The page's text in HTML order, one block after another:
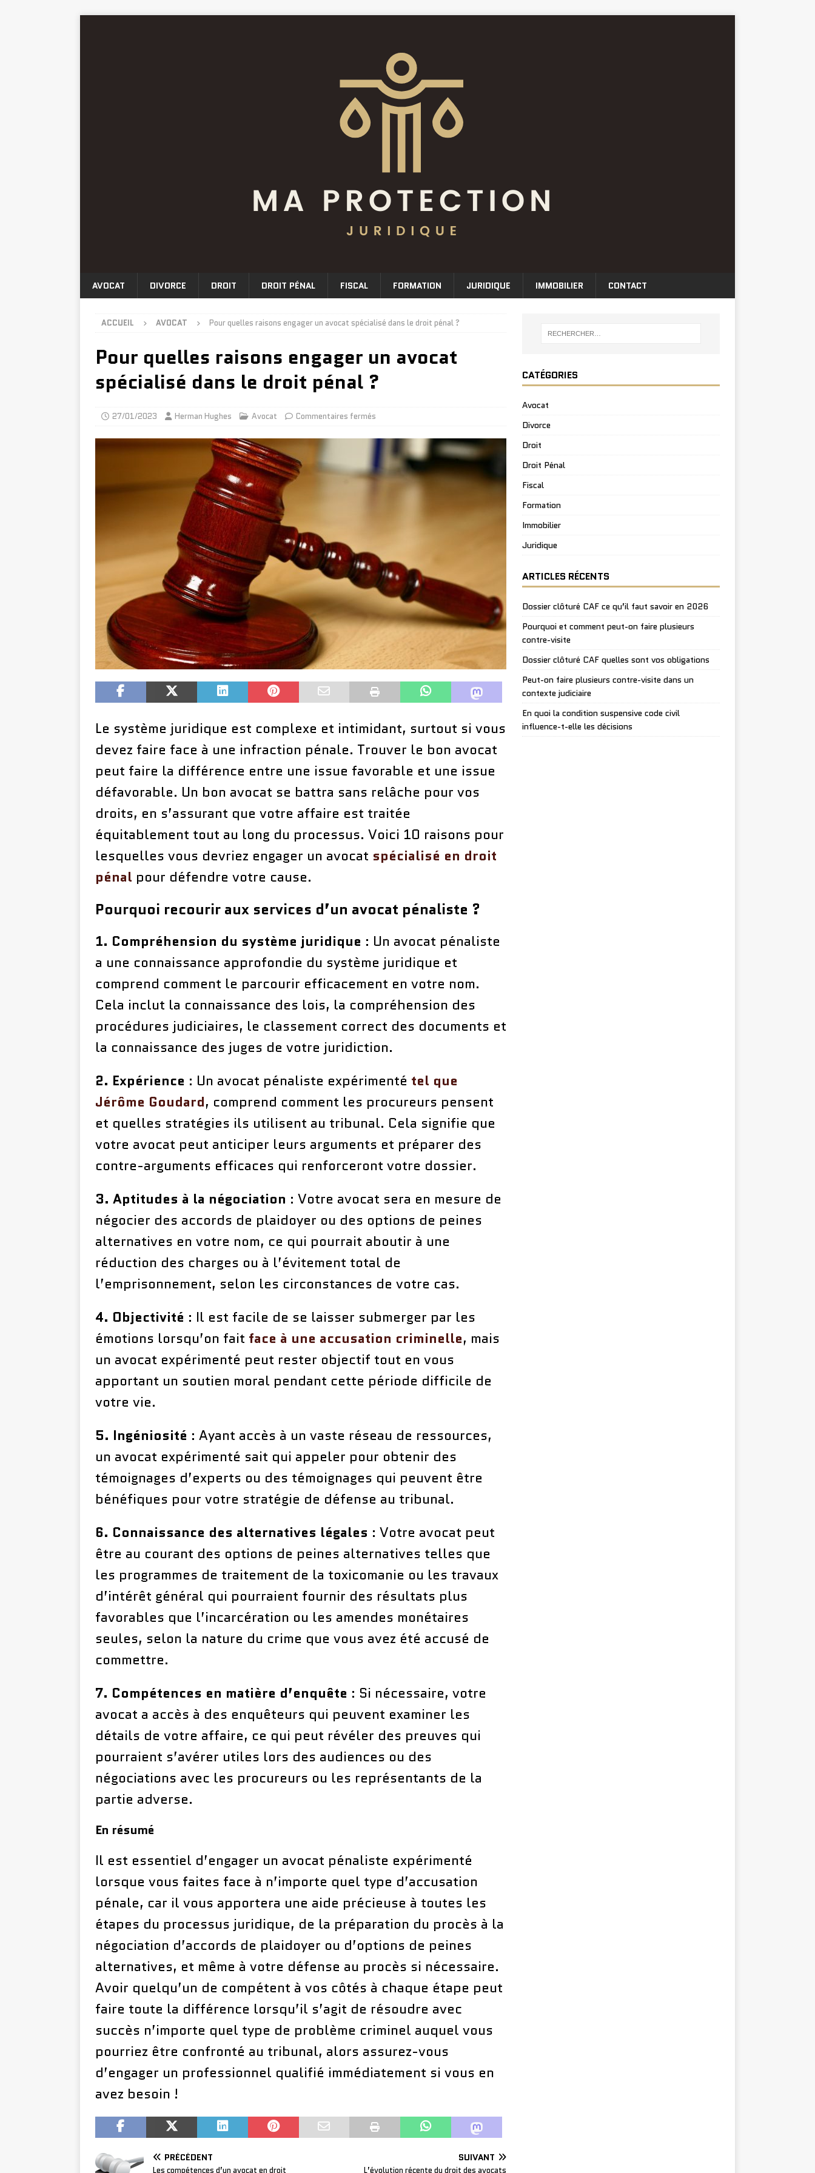
AVOCAT DIVORCE DROIT DROIT PÉNAL FISCAL FORMATION JURIDIQUE IMMOBILIER CONTACT
ACCUEIL AVOCAT Pour quelles raisons engager un avocat spécialisé dans le droit pénal ?
Pour quelles raisons engager un avocat
spécialisé dans le droit pénal ?
27/01/2023 Herman Hughes Avocat Commentaires fermés
Le système juridique est complexe et intimidant, surtout si vous
devez faire face à une infraction pénale. Trouver le bon avocat
peut faire la différence entre une issue favorable et une issue
défavorable. Un bon avocat se battra sans relâche pour vos
droits, en s’assurant que votre affaire est traitée
équitablement tout au long du processus. Voici 10 raisons pour
lesquelles vous devriez engager un avocat spécialisé en droit
pénal pour défendre votre cause.
Pourquoi recourir aux services d’un avocat pénaliste ?
1. Compréhension du système juridique : Un avocat pénaliste
a une connaissance approfondie du système juridique et
comprend comment le parcourir efficacement en votre nom.
Cela inclut la connaissance des lois, la compréhension des
procédures judiciaires, le classement correct des documents et
la connaissance des juges de votre juridiction.
2. Expérience : Un avocat pénaliste expérimenté tel que
Jérôme Goudard, comprend comment les procureurs pensent
et quelles stratégies ils utilisent au tribunal. Cela signifie que
votre avocat peut anticiper leurs arguments et préparer des
contre-arguments efficaces qui renforceront votre dossier.
3. Aptitudes à la négociation : Votre avocat sera en mesure de
négocier des accords de plaidoyer ou des options de peines
alternatives en votre nom, ce qui pourrait aboutir à une
réduction des charges ou à l’évitement total de
l’emprisonnement, selon les circonstances de votre cas.
4. Objectivité : Il est facile de se laisser submerger par les
émotions lorsqu’on fait face à une accusation criminelle, mais
un avocat expérimenté peut rester objectif tout en vous
apportant un soutien moral pendant cette période difficile de
votre vie.
5. Ingéniosité : Ayant accès à un vaste réseau de ressources,
un avocat expérimenté sait qui appeler pour obtenir des
témoignages d’experts ou des témoignages qui peuvent être
bénéfiques pour votre stratégie de défense au tribunal.
6. Connaissance des alternatives légales : Votre avocat peut
être au courant des options de peines alternatives telles que
les programmes de traitement de la toxicomanie ou les travaux
d’intérêt général qui pourraient fournir des résultats plus
favorables que l’incarcération ou les amendes monétaires
seules, selon la nature du crime que vous avez été accusé de
commettre.
7. Compétences en matière d’enquête : Si nécessaire, votre
avocat a accès à des enquêteurs qui peuvent examiner les
détails de votre affaire, ce qui peut révéler des preuves qui
pourraient s’avérer utiles lors des audiences ou des
négociations avec les procureurs ou les représentants de la
partie adverse.
En résumé
Il est essentiel d’engager un avocat pénaliste expérimenté
lorsque vous faites face à n’importe quel type d’accusation
pénale, car il vous apportera une aide précieuse à toutes les
étapes du processus juridique, de la préparation du procès à la
négociation d’accords de plaidoyer ou d’options de peines
alternatives, et même à votre défense au procès si nécessaire.
Avoir quelqu’un de compétent à vos côtés à chaque étape peut
faire toute la différence lorsqu’il s’agit de résoudre avec
succès n’importe quel type de problème criminel auquel vous
pourriez être confronté au tribunal, alors assurez-vous
d’engager un professionnel qualifié immédiatement si vous en
avez besoin !
PRÉCÉDENT
Les compétences d’un avocat en droit
SUIVANT
L’évolution récente du droit des avocats
CATÉGORIES
Avocat
Divorce
Droit
Droit Pénal
Fiscal
Formation
Immobilier
Juridique
ARTICLES RÉCENTS
Dossier clôturé CAF ce qu’il faut savoir en 2026
Pourquoi et comment peut-on faire plusieurs
contre-visite
Dossier clôturé CAF quelles sont vos obligations
Peut-on faire plusieurs contre-visite dans un
contexte judiciaire
En quoi la condition suspensive code civil
influence-t-elle les décisions